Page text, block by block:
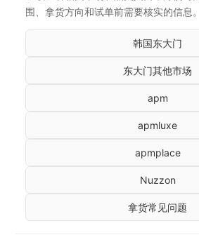
围、拿货方向和试单前需要核实的信息。
韩国东大门
东大门其他市场
apm
apmluxe
apmplace
Nuzzon
拿货常见问题